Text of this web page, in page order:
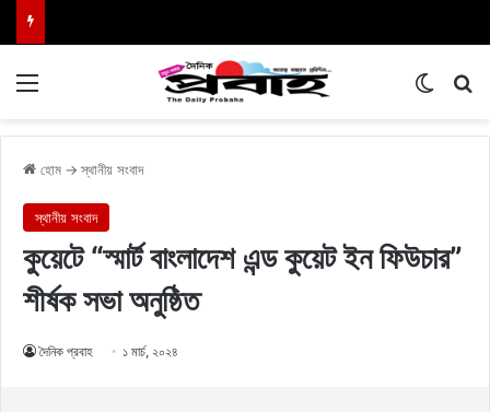
হোম → স্থানীয় সংবাদ
স্থানীয় সংবাদ
কুয়েটে “স্মার্ট বাংলাদেশ এন্ড কুয়েট ইন ফিউচার”
শীর্ষক সভা অনুষ্ঠিত
দৈনিক প্রবাহ ১ মার্চ, ২০২৪